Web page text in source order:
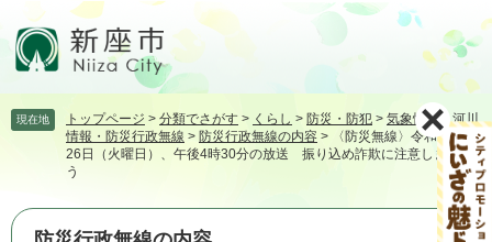
頭飛
本
現在地 トップページ > 分類でさがす > くらし > 防災・防犯 > 気象情報・河川
情報・防災行政無線 > 防災行政無線の内容 >
〈防災無線〉令和8年5月
26日（火曜日）、午後4時30分の放送 振り込め詐欺に注意しましょ
う